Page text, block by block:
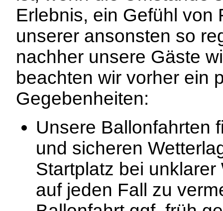
Erlebnis, ein Gefühl von
unserer ansonsten so
nachher unsere Gäste
beachten wir vorher ein
Gegebenheiten:
Unsere Ballonfahrten
und sicheren
Startplatz bei
auf jeden Fall zu